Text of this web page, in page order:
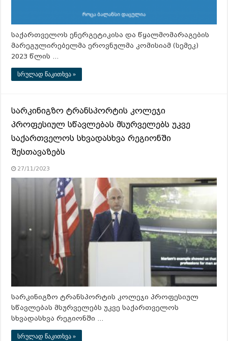
საქართველოს ენერგეტიკისა და წყალმომარაგების
მარეგულირებელმა ეროვნულმა კომისიამ (სემეკ)
2023 წლის …
სრულად წაკითხვა »
სარკინიგზო ტრანსპორტის კოლეჯი
პროფესიულ სწავლებას მსურველებს უკვე
საქართველოს სხვადასხვა რეგიონში
შესთავაზებს
27/11/2023
სარკინიგზო ტრანსპორტის კოლეჯი პროფესიულ
სწავლებას მსურველებს უკვე საქართველოს
სხვადასხვა რეგიონში …
სრულად წაკითხვა »